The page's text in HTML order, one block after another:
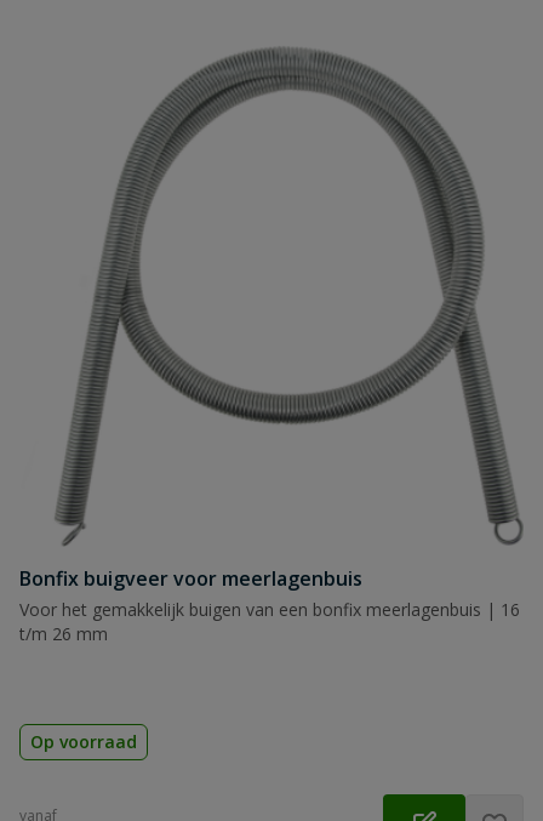
Bonfix buigveer voor meerlagenbuis
Voor het gemakkelijk buigen van een bonfix meerlagenbuis | 16
t/m 26 mm
Op voorraad
vanaf